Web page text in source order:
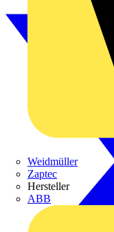
Weidmüller
Zaptec
Hersteller
ABB